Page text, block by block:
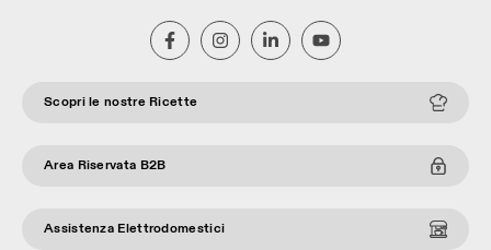
Scopri le nostre Ricette
Area Riservata B2B
Assistenza Elettrodomestici